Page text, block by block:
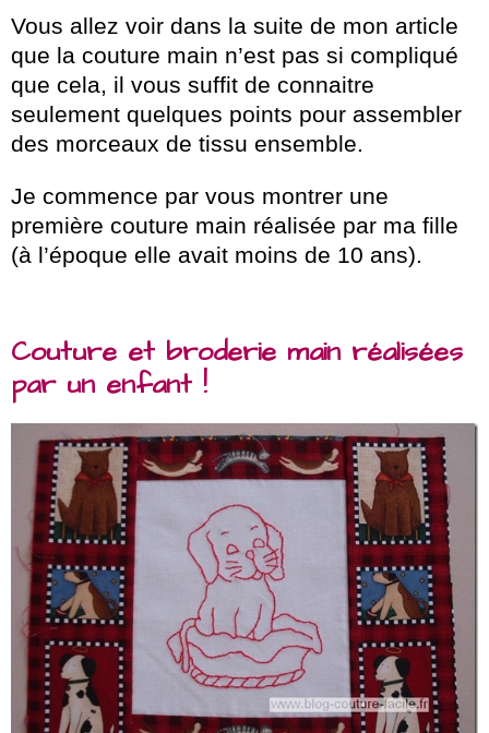
Vous allez voir dans la suite de mon article
que la couture main n’est pas si compliqué
que cela, il vous suffit de connaitre
seulement quelques points pour assembler
des morceaux de tissu ensemble.
Je commence par vous montrer une
première couture main réalisée par ma fille
(à l’époque elle avait moins de 10 ans).
Couture et broderie main réalisées
par un enfant !